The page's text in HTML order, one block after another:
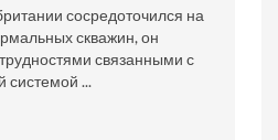
сосредоточился на
скважин, он
связанными с
системой ...